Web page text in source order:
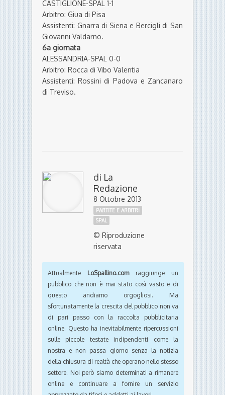
Assistenti: Rossini di Padova e Zancanaro
di Treviso.
LoSpallino.comraggiunge un
pubblico che non è mai stato così vasto e di
questo andiamo orgogliosi. Ma
sfortunatamente la crescita del pubblico non va
di pari passo con la raccolta pubblicitaria
sulle piccole testate indipendenti come la
nostra e non passa giorno senza la notizia
della chiusura di realtà che operano nello stesso
settore. Noi però siamo determinati a rimanere
online e continuare a fornire un servizio
apprezzato da tifosi e addetti ai lavori.
Convinti di potercela fare sempre e comunque
con le nostre forze, non abbiamo mai chiesto un
supporto alla nostra comunità di lettori, nè
preso in considerazione di affidarci al modello
delle sottoscrizioni o del paywall. Se per te